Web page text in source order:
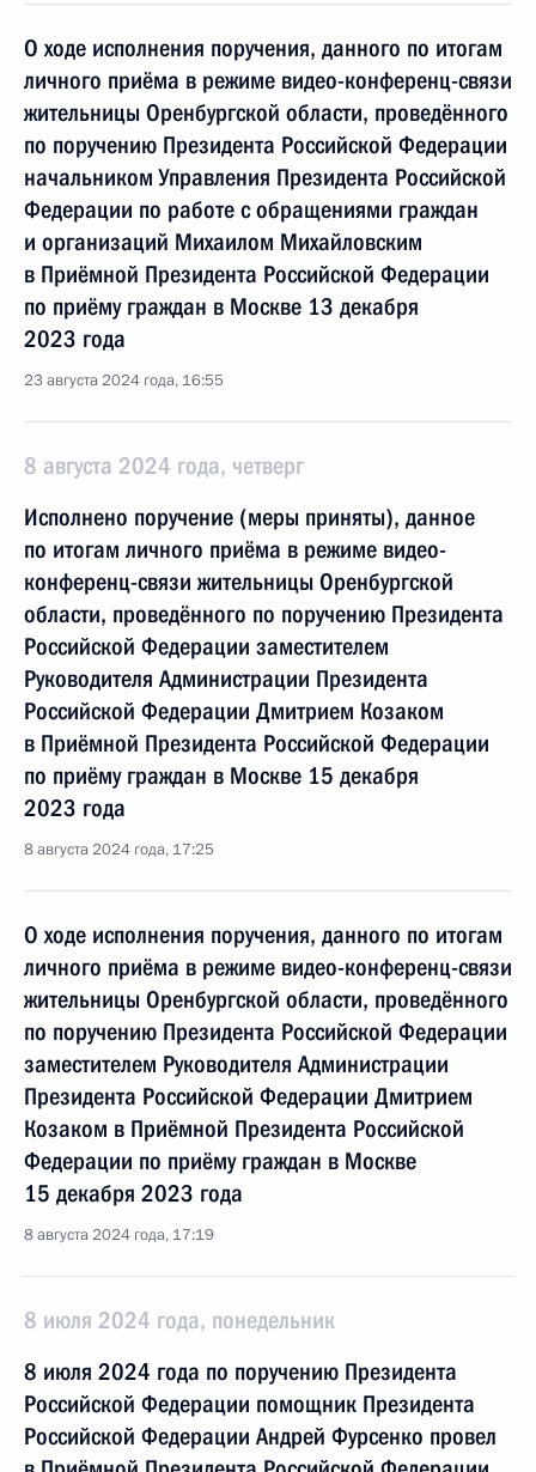
О ходе исполнения поручения, данного по итогам
личного приёма в режиме видео-конференц-связи
жительницы Оренбургской области, проведённого
по поручению Президента Российской Федерации
начальником Управления Президента Российской
Федерации по работе с обращениями граждан
и организаций Михаилом Михайловским
в Приёмной Президента Российской Федерации
по приёму граждан в Москве 13 декабря
2023 года
23 августа 2024 года, 16:55
8 августа 2024 года, четверг
Исполнено поручение (меры приняты), данное
по итогам личного приёма в режиме видео-
конференц-связи жительницы Оренбургской
области, проведённого по поручению Президента
Российской Федерации заместителем
Руководителя Администрации Президента
Российской Федерации Дмитрием Козаком
в Приёмной Президента Российской Федерации
по приёму граждан в Москве 15 декабря
2023 года
8 августа 2024 года, 17:25
О ходе исполнения поручения, данного по итогам
личного приёма в режиме видео-конференц-связи
жительницы Оренбургской области, проведённого
по поручению Президента Российской Федерации
заместителем Руководителя Администрации
Президента Российской Федерации Дмитрием
Козаком в Приёмной Президента Российской
Федерации по приёму граждан в Москве
15 декабря 2023 года
8 августа 2024 года, 17:19
8 июля 2024 года, понедельник
8 июля 2024 года по поручению Президента
Российской Федерации помощник Президента
Российской Федерации Андрей Фурсенко провел